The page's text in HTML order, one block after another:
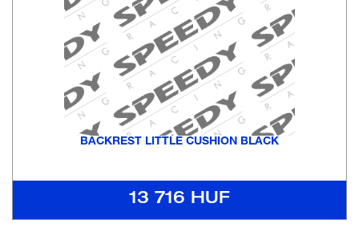
BACKREST LITTLE CUSHION BLACK
13 716 HUF